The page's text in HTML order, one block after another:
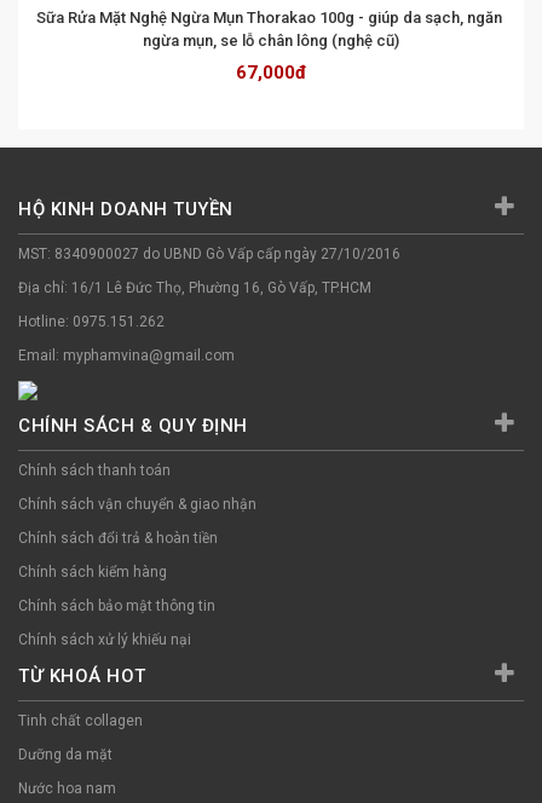
Sữa Rửa Mặt Nghệ Ngừa Mụn Thorakao 100g - giúp da sạch, ngăn
ngừa mụn, se lỗ chân lông (nghệ cũ)
67,000đ
HỘ KINH DOANH TUYỀN
MST: 8340900027 do UBND Gò Vấp cấp ngày 27/10/2016
Địa chỉ: 16/1 Lê Đức Thọ, Phường 16, Gò Vấp, TP.HCM
Hotline: 0975.151.262
Email: myphamvina@gmail.com
CHÍNH SÁCH & QUY ĐỊNH
Chính sách thanh toán
Chính sách vận chuyển & giao nhận
Chính sách đổi trả & hoàn tiền
Chính sách kiểm hàng
Chính sách bảo mật thông tin
Chính sách xử lý khiếu nại
TỪ KHOÁ HOT
Tinh chất collagen
Dưỡng da mặt
Nước hoa nam